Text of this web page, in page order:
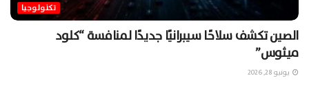
تكنولوجيا
الصين تكشف سلاحًا سيبرانيًا جديدًا لمنافسة “كلود
ميثوس”
يونيو 28, 2026